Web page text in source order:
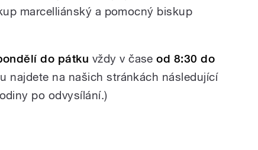
marcelliánský a pomocný biskup
do pátku vždy v čase od 8:30 do
najdete na našich stránkách následující
po odvysílání.)